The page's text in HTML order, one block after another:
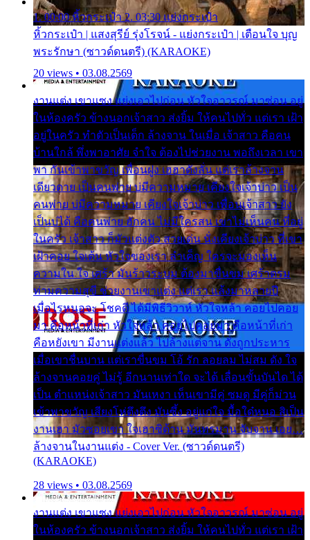
1. 00:00 หิ้วกระเป๋า 2. 03:30 แย่งกระเป๋า
หิ้วกระเป๋า | แสงสุรีย์ รุ่งโรจน์ - แย่งกระเป๋า | เตือนใจ บุญ
พระรักษา (ซาวด์ดนตรี) (KARAOKE)
20 views • 03.08.2569
งานแต่ง เขาแซง แย่งเอาไปก่อน หัวใจอาวรณ์ มาซ่อน อยู่
ในห้องครัว ข้างนอกเจ้าสาว ส่งยิ้ม ให้คนไปทั่ว แต่เรา เฝ้า
อยู่ในครัว ทำตัวเป็นเด็ก ล้างจาน ในเมื่อ เจ้าสาว คือคน
บ้านใกล้ พึ่งพาอาศัย จำใจ ต้องไปช่วยงาน พอถึงเวลา เขา
พา กันเข้าพาขวัญ เพื่อนฝูง เฮฮาดังลั่น แต่เราล้างจาน
เดียวดาย เป็นคนพ่าย บ่มีความหมาย เคียงใจเจ้าบ่าว เป็น
คนพ่าย บ่มีความหมาย เคียงใจเจ้าบ่าว เพื่อนเจ้าสาว ยัง
เป็นบ่ได้ คือคนพ่าย ฮักคน ไม่มีใครสน เขาไม่เห็นคน ที่อยู่
ในครัว เจ้าสาว ก็มัวแต่งตัว สวยเด่น นั่งเคียงเจ้าบ่าว ที่เขา
เฝ้าคอย ใจเต้น หัวใจของเรา ลำเค็ญ ใครจะมองเห็น
ความใน ใจ เศร้า มันร้าวระบม ต้องมาขื่นขม เศร้าตรม
ท่ามความสุขี ช่วยงานเขาแต่ง แต่เรา แล้งมาหลายปี
เมื่อไรหนอจะ โชคดี ได้มีพิธีวิวาห์ หัวใจหล้า คอยไปคอย
มา คือหน้าที่เก่า หัวใจหล้า คอยไปคอยมา คือหน้าที่เก่า
คือหยังเขา มีงานแต่งแล้ว ไปล้างแต่จาน ดั่งถูกประหาร
เมื่อเขาชื่นบาน แต่เราขื่นขม โอ้ รัก ลอยลม ไม่สม ดัง ใจ
ล้างจานคอยคู่ ไม่รู้ อีกนานเท่าใด จะได้ เลื่อนขั้นบันได ได้
เป็น ตำแหน่งเจ้าสาว มันเหงา เห็นเขามีคู่ ซมดู มีคู่ก็ม่วน
เข้าพาขวัญ เสียงโห่ตึงตึง มันซึ้ง อยู่แก่ใจ มื้อใด๋หนอ สิเป็น
งานเฮา มัวซอยเขา ใจเฮาซิด้าน มันทรมาน จับจาน เอย…
ล้างจานในงานแต่ง - Cover Ver. (ซาวด์ดนตรี)
(KARAOKE)
28 views • 03.08.2569
งานแต่ง เขาแซง แย่งเอาไปก่อน หัวใจอาวรณ์ มาซ่อน อยู่
ในห้องครัว ข้างนอกเจ้าสาว ส่งยิ้ม ให้คนไปทั่ว แต่เรา เฝ้า